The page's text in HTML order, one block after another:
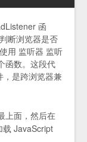
函
断浏览器是否
用 监听器 监听
函数。这段代
，是跨浏览器兼
上面，然后在
载 JavaScript